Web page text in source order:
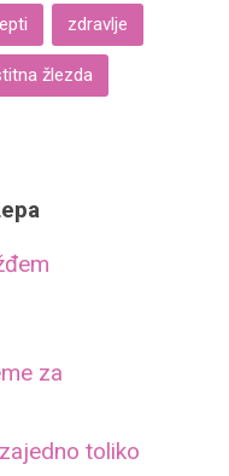
zdravlje
žlezda
za
toliko